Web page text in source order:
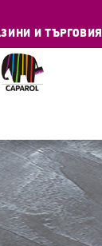
И ТЪРГОВИЯ